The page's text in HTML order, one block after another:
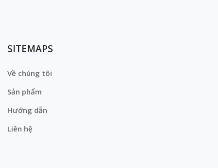
SITEMAPS
Về chúng tôi
Sản phẩm
Hướng dẫn
Liên hệ